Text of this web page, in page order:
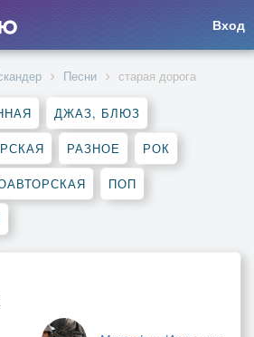
Вход
Песни старая дорога
ДЖАЗ, БЛЮЗ
РАЗНОЕ РОК
ПОП